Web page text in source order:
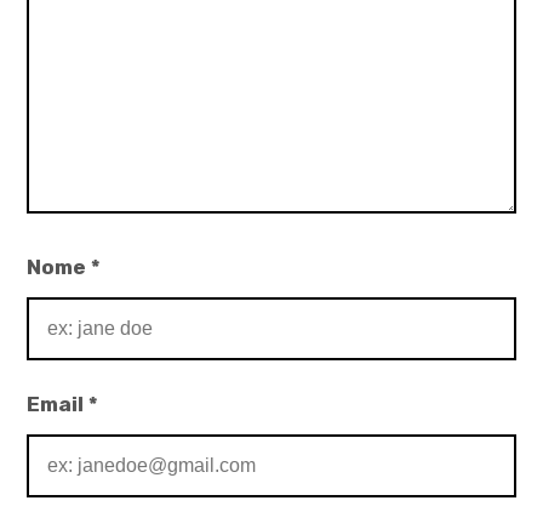
Nome*
Email*